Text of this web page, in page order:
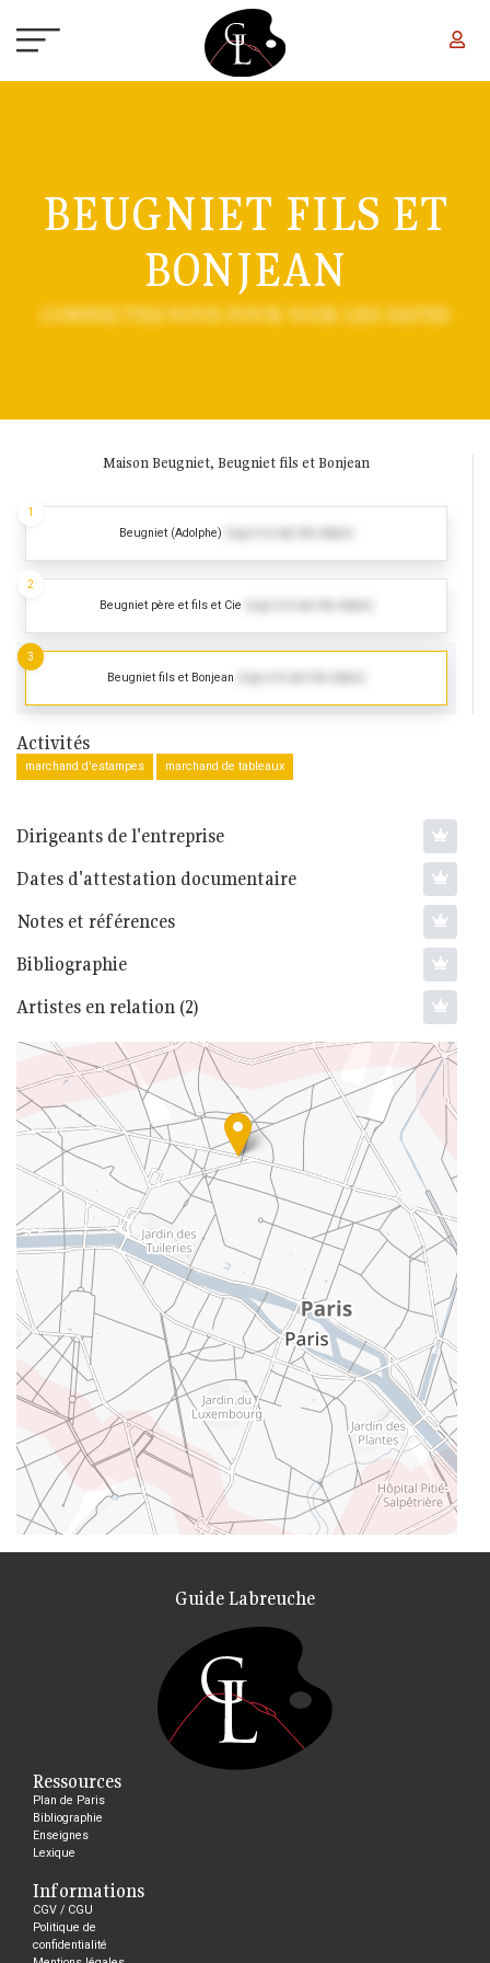
BEUGNIET FILS ET
BONJEAN
CONNECTEZ-VOUS POUR VOIR LES DATES
Maison Beugniet, Beugniet fils et Bonjean
Beugniet (Adolphe)
1
Beugniet père et fils et Cie
2
Beugniet fils et Bonjean
3
Activités
marchand d'estampes marchand de tableaux
Dirigeants de l'entreprise
Dates d'attestation documentaire
Notes et références
Bibliographie
Artistes en relation (2)
Guide Labreuche
Ressources
Plan de Paris
Bibliographie
Enseignes
Lexique
Informations
CGV / CGU
Politique de
confidentialité